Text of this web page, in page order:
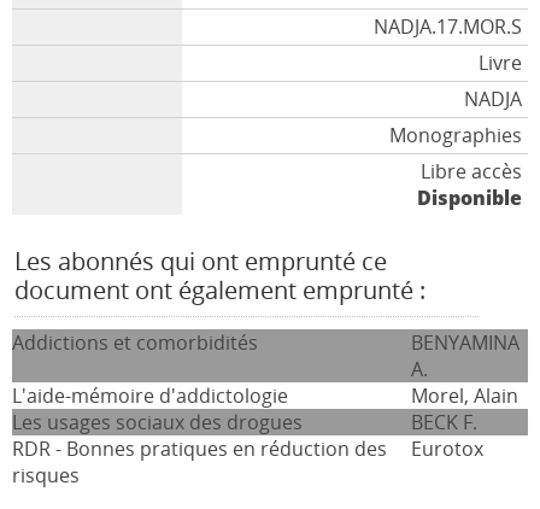
NADJA.17.MOR.S
Livre
NADJA
Monographies
Libre accès
Disponible
Les abonnés qui ont emprunté ce
document ont également emprunté :
Addictions et comorbidités
BENYAMINA
A.
L'aide-mémoire d'addictologie
Morel, Alain
Les usages sociaux des drogues
BECK F.
RDR - Bonnes pratiques en réduction des
risques
Eurotox